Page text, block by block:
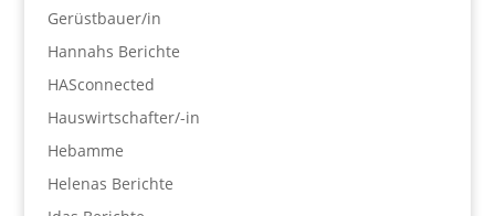
Gerüstbauer/in
Hannahs Berichte
HASconnected
Hauswirtschafter/-in
Hebamme
Helenas Berichte